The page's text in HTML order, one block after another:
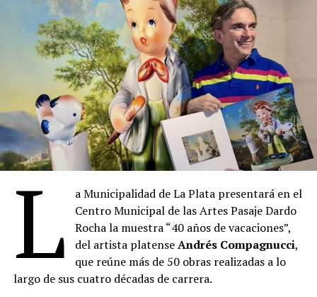
L
a Municipalidad de La Plata presentará en el
Centro Municipal de las Artes Pasaje Dardo
Rocha la muestra “40 años de vacaciones”,
del artista platenseAndrés Compagnucci,
que reúne más de 50 obras realizadas a lo
largo de sus cuatro décadas de carrera.